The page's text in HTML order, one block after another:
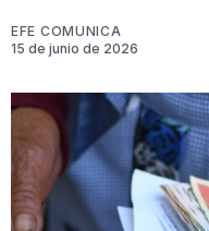
EFE COMUNICA
15 de junio de 2026